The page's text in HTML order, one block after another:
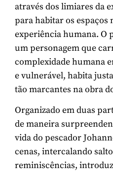
através dos limiares da
para habitar os espaços
experiência humana. O
um personagem que
complexidade humana
e vulnerável, habita
tão marcantes na obra
Organizado em duas
de maneira
vida do pescador
cenas, intercalando
reminiscências,